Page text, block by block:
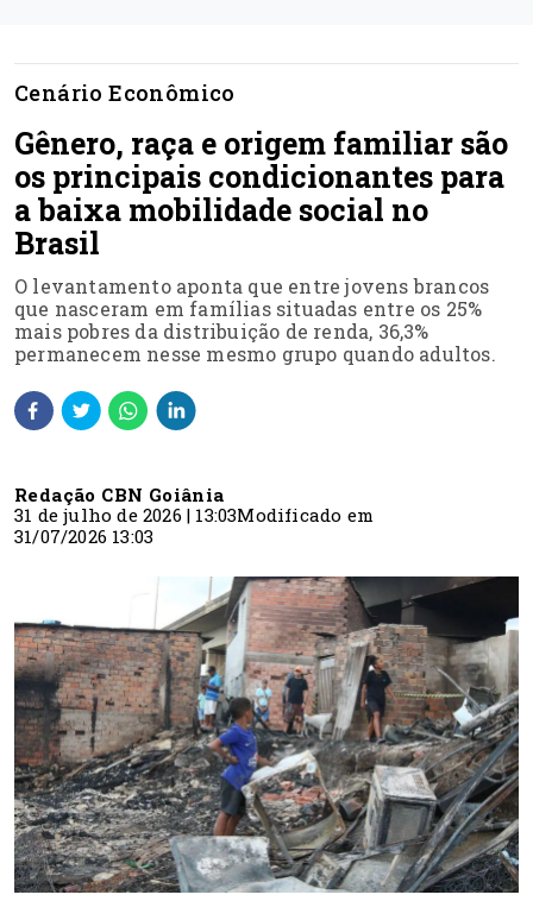
Cenário Econômico
Gênero, raça e origem familiar são
os principais condicionantes para
a baixa mobilidade social no
Brasil
O levantamento aponta que entre jovens brancos
que nasceram em famílias situadas entre os 25%
mais pobres da distribuição de renda, 36,3%
permanecem nesse mesmo grupo quando adultos.
Redação CBN Goiânia
31 de julho de 2026 | 13:03Modificado em
31/07/2026 13:03